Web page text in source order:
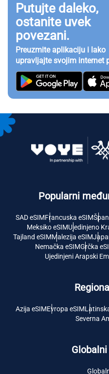
Putujte daleko,
ostanite uvek
povezani.
Preuzmite aplikaciju i lako
upravljajte svojim internet
Popularni
SAD eSIMFrancuska eSIM
Meksiko eSIMUjedinjeno
Tajland eSIMMalezija eSIM
Nemačka eSIMGrčka
Ujedinjeni Arapski
Azija eSIMEvropa eSIM
Severna